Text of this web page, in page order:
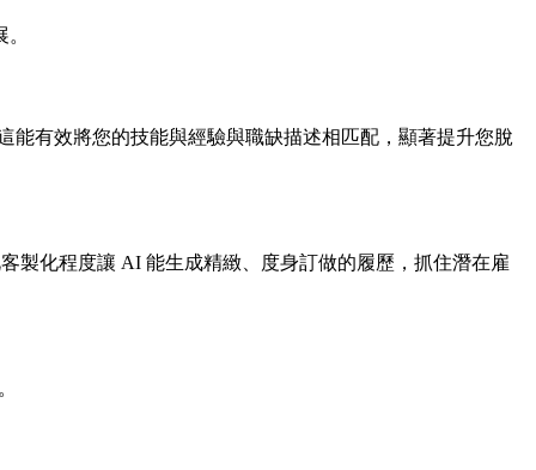
有效將您的技能與經驗與職缺描述相匹配，顯著提升您脫
製化程度讓 AI 能生成精緻、度身訂做的履歷，抓住潛在雇